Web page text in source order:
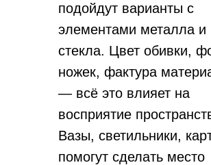
подойдут варианты с
элементами металла и
стекла. Цвет обивки,
ножек, фактура
— всё это влияет на
восприятие
Вазы, светильники,
помогут сделать место